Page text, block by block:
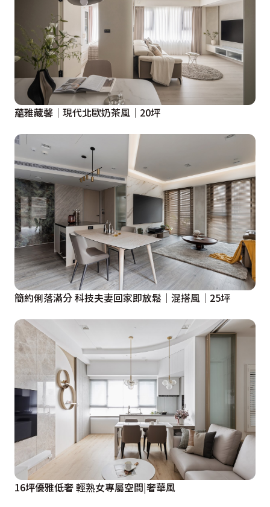
蘊雅藏馨│現代北歐奶茶風│20坪
簡約俐落滿分 科技夫妻回家即放鬆│混搭風│25坪
16坪優雅低奢 輕熟女專屬空間|奢華風